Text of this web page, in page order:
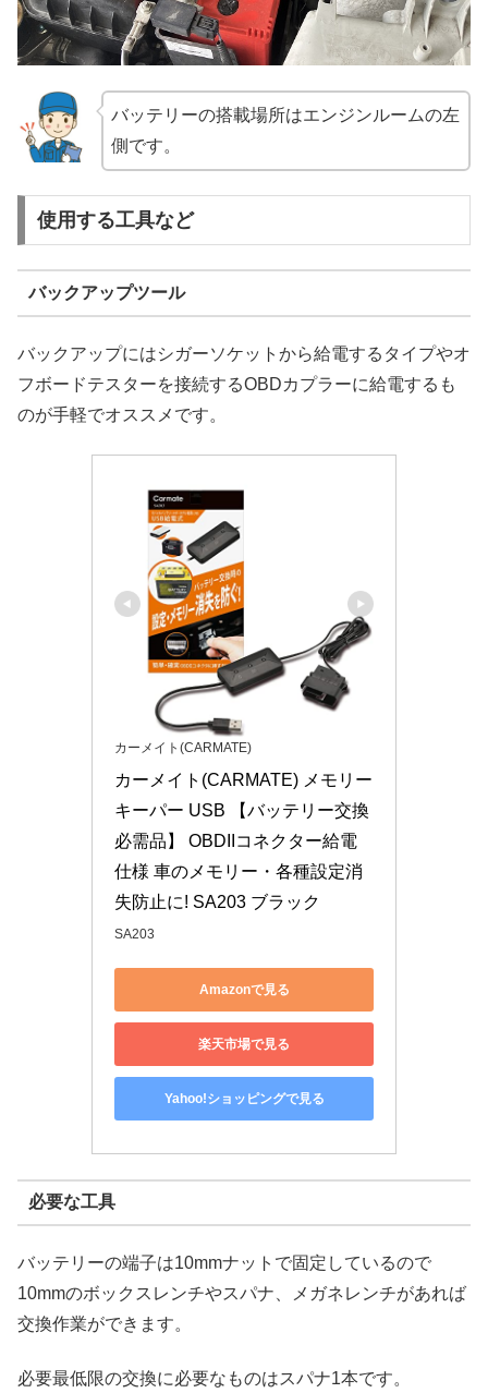
バッテリーの搭載場所はエンジンルームの左
側です。
使用する工具など
バックアップツール
バックアップにはシガーソケットから給電するタイプやオ
フボードテスターを接続するOBDカプラーに給電するも
のが手軽でオススメです。
カーメイト(CARMATE)
カーメイト(CARMATE) メモリー
キーパー USB 【バッテリー交換
必需品】 OBDIIコネクター給電
仕様 車のメモリー・各種設定消
失防止に! SA203 ブラック
SA203
Amazonで見る
楽天市場で見る
Yahoo!ショッピングで見る
必要な工具
バッテリーの端子は10mmナットで固定しているので
10mmのボックスレンチやスパナ、メガネレンチがあれば
交換作業ができます。
必要最低限の交換に必要なものはスパナ1本です。